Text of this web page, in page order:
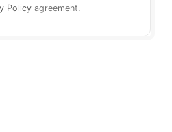
Policyagreement.